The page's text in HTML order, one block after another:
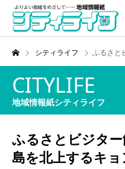
シティライフ ふるさとビ
CITYLIFE
地域情報紙シティライフ
ふるさとビジタ
島を北上するキョ